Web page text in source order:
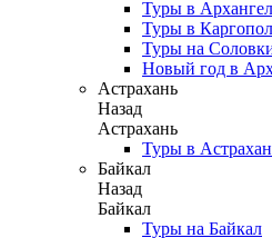
Туры в
Туры в
Туры на
Новый год в
Астрахань
Назад
Астрахань
Туры в
Байкал
Назад
Байкал
Туры на Байкал